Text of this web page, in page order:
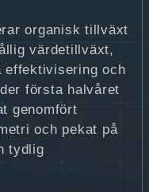
organisk tillväxt
värdetillväxt,
effektivisering och
första halvåret
genomfört
och pekat på
tydlig